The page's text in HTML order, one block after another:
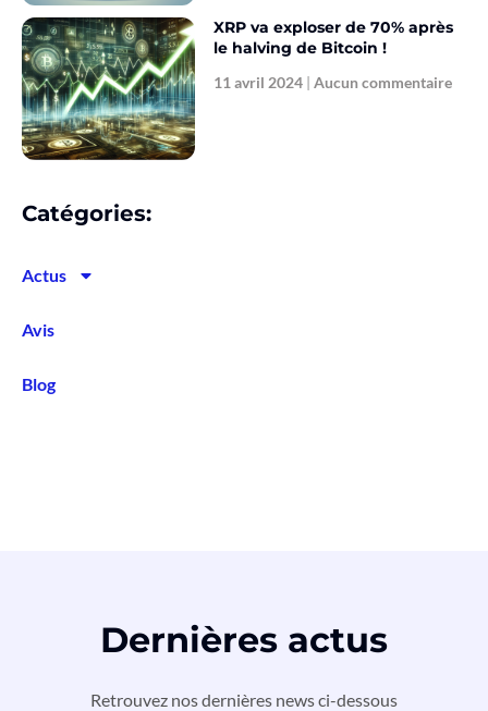
XRP va exploser de 70% après
le halving de Bitcoin !
11 avril 2024 Aucun commentaire
Catégories:
Actus
Avis
Blog
Dernières actus
Retrouvez nos dernières news ci-dessous